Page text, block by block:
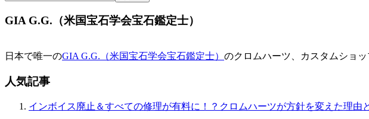
GIA G.G.（米国宝石学会宝石鑑定士）
日本で唯一のGIA G.G.（米国宝石学会宝石鑑定士） のクロムハーツ、カスタムショッ
人気記事
インボイス廃止＆すべての修理が有料に！？クロムハーツが方針を変えた理由